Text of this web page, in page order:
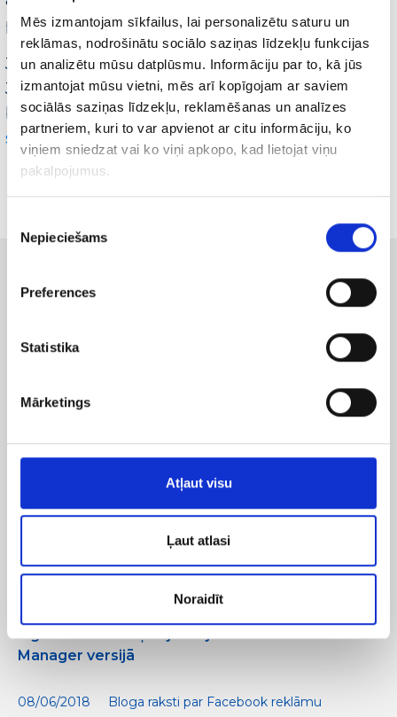
Mēs izmantojam sīkfailus, lai personalizētu saturu un
reklāmas, nodrošinātu sociālo saziņas līdzekļu funkcijas
un analizētu mūsu datplūsmu. Informāciju par to, kā jūs
izmantojat mūsu vietni, mēs arī kopīgojam ar saviem
sociālās saziņas līdzekļu, reklamēšanas un analīzes
partneriem, kuri to var apvienot ar citu informāciju, ko
viņiem sniedzat vai ko viņi apkopo, kad lietojat viņu
pakalpojumus.
izvēle
Nepieciešams
Preferences
Statistika
Mārketings
Atļaut visu
Ļaut atlasi
Noraidīt
pirkšanas pasūtījuma pēdējo lapu.
Ja vēlaties pilnvērtīgi izmantot šo iespēju
Jūsu AdWords reklāmai, piesakieties
bezmaksas konsultācijai pa e-pastu:
sv@imarketings.lv
Līdzīgi raksti
22/10/2019
iMarketings.lv PropTech konferencē dalās ar
pētījuma rezultātiem par digitālo mārketingu
Bloga raksti par CRO
Media, PR un Web izstrādes aģentūru atbalsta
programma “iM Vikipēdija” – pārņem
iMarketings.lv pieredzi par Paldies!
Bloga raksti par Facebook reklāmu
3 galvenās izmaiņas jaunajā Facebook Ads
Manager versijā
08/06/2018 Bloga raksti par Facebook reklāmu